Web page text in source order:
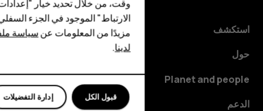
HMD DUB
HMD Watch
للأعمال
استكشف
حول
Planet and people
الدعم
وقت، من خلال تحديد خيار
الارتباط" الموجود في الجزء
مزيدًا من المعلومات عنسياسة
لدينا.
إدارة التفضيلات قبول الكل